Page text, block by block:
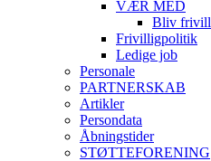
VÆR MED
Bliv
Frivilligpolitik
Ledige job
Personale
PARTNERSKAB
Artikler
Persondata
Åbningstider
STØTTEFORENING